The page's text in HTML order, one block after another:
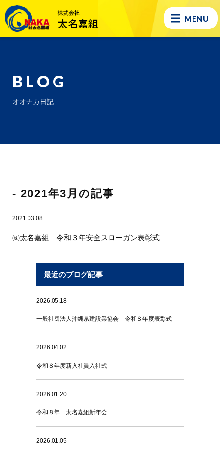
MENU
BLOG
オオナカ日記
- 2021年3月の記事
2021.03.08
㈱太名嘉組 令和３年安全スローガン表彰式
最近のブログ記事
2026.05.18
一般社団法人沖縄県建設業協会 令和８年度表彰式
2026.04.02
令和８年度新入社員入社式
2026.01.20
令和８年 太名嘉組新年会
2026.01.05